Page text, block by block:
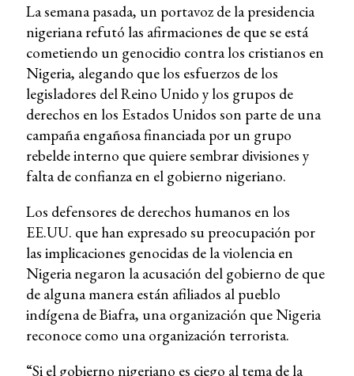
La semana pasada, un portavoz de la presidencia
nigeriana refutó las afirmaciones de que se está
cometiendo un genocidio contra los cristianos en
Nigeria, alegando que los esfuerzos de los
legisladores del Reino Unido y los grupos de
derechos en los Estados Unidos son parte de una
campaña engañosa financiada por un grupo
rebelde interno que quiere sembrar divisiones y
falta de confianza en el gobierno nigeriano.
Los defensores de derechos humanos en los
EE.UU. que han expresado su preocupación por
las implicaciones genocidas de la violencia en
Nigeria negaron la acusación del gobierno de que
de alguna manera están afiliados al pueblo
indígena de Biafra, una organización que Nigeria
reconoce como una organización terrorista.
“Si el gobierno nigeriano es ciego al tema de la